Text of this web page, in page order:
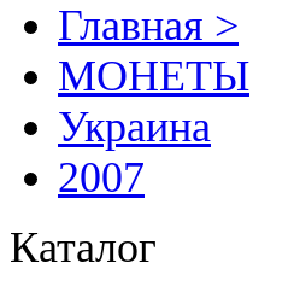
Главная >
MОНЕТЫ
Украина
2007
Каталог